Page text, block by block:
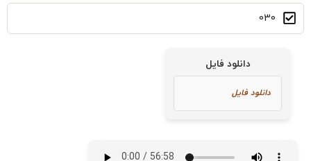
030
دانلود فایل